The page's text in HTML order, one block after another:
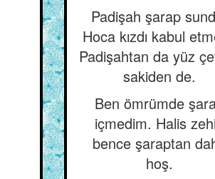
Padişah şarap
Hoca kızdı kabul
Padişahtan da yüz
sakiden de.
Ben ömrümde
içmedim. Halis
bence şaraptan
hoş.